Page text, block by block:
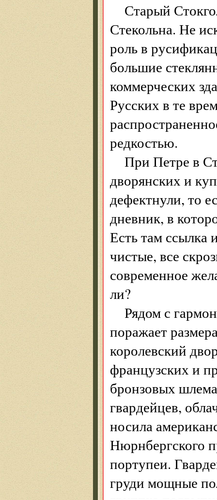
Старый
Стекольна. Не
роль в
большие
коммерческих
Русских в те
редкостью.
При Петре в
дворянских и
дефектнули, то
дневник, в
Есть там ссылка
чистые, все
современное
ли?
Рядом с
поражает
королевский
француз­ских и
бронзовых
гвардейцев,
носила
Нюрнбергского
портупеи.
груди мощные